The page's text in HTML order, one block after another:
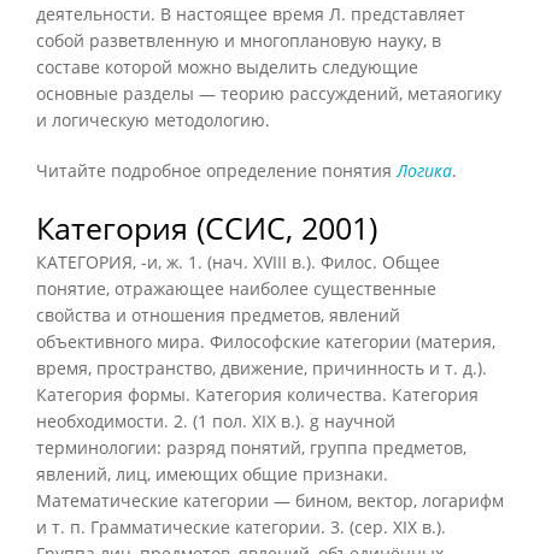
деятельности. В настоящее время Л. представляет
собой разветвленную и многоплановую науку, в
составе которой можно выделить следующие
основные разделы — теорию рассуждений, метаяогику
и логическую методологию.
Читайте подробное определение понятия Логика.
Категория (ССИС, 2001)
КАТЕГОРИЯ, -и, ж. 1. (нач. XVIII в.). Филос. Общее
понятие, отражающее наиболее существенные
свойства и отношения предметов, явлений
объективного мира. Философские категории (материя,
время, пространство, движение, причинность и т. д.).
Категория формы. Категория количества. Категория
необходимости. 2. (1 пол. XIX в.). g научной
терминологии: разряд понятий, группа предметов,
явлений, лиц, имеющих общие признаки.
Математические категории — бином, вектор, логарифм
и т. п. Грамматические категории. 3. (сер. XIX в.).